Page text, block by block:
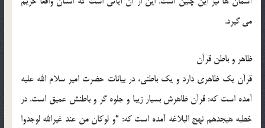
می گیرد.
ظاهر و باطن قرآن
قرآن یک ظاهری دارد و یک باطنی، در بیانات حضرت امیر سلام الله علیه
آمده است که: قرآن ظاهرش بسیار زیبا و جلوه گر و باطنش عمیق است. در
خطبه هیجدهم نهج البلاغه آمده است که: “و لوکان من عند غیرالله لوجدوا